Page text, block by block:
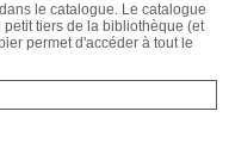
dans le catalogue. Le catalogue
tiers de la bibliothèque (et
permet d'accéder à tout le